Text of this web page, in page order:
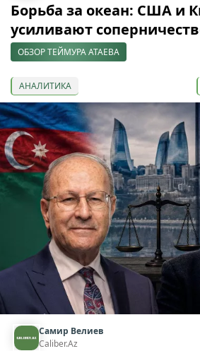
Борьба за океан: США и
усиливают
ОБЗОР ТЕЙМУРА АТАЕВА
АНАЛИТИКА
Самир Велиев
Caliber.Az